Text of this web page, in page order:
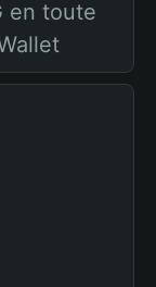
en toute